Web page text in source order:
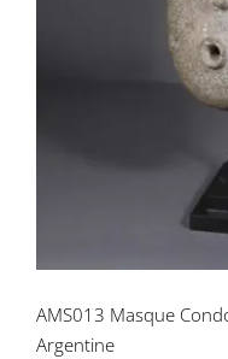
AMS013
Culture
AMS013 Masque
Argentine